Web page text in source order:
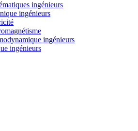
ingénieurs
ingénieurs
ingénieurs
ingénieurs